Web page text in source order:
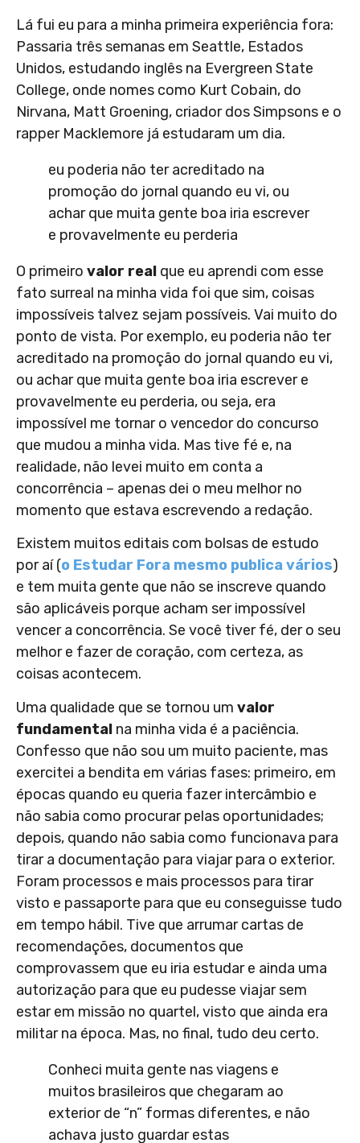
Lá fui eu para a minha primeira experiência fora:
Passaria três semanas em Seattle, Estados
Unidos, estudando inglês na Evergreen State
College, onde nomes como Kurt Cobain, do
Nirvana, Matt Groening, criador dos Simpsons e o
rapper Macklemore já estudaram um dia.
eu poderia não ter acreditado na
promoção do jornal quando eu vi, ou
achar que muita gente boa iria escrever
e provavelmente eu perderia
O primeiro valor real que eu aprendi com esse
fato surreal na minha vida foi que sim, coisas
impossíveis talvez sejam possíveis. Vai muito do
ponto de vista. Por exemplo, eu poderia não ter
acreditado na promoção do jornal quando eu vi,
ou achar que muita gente boa iria escrever e
provavelmente eu perderia, ou seja, era
impossível me tornar o vencedor do concurso
que mudou a minha vida. Mas tive fé e, na
realidade, não levei muito em conta a
concorrência – apenas dei o meu melhor no
momento que estava escrevendo a redação.
Existem muitos editais com bolsas de estudo
por aí (o Estudar Fora mesmo publica vários)
e tem muita gente que não se inscreve quando
são aplicáveis porque acham ser impossível
vencer a concorrência. Se você tiver fé, der o seu
melhor e fazer de coração, com certeza, as
coisas acontecem.
Uma qualidade que se tornou um valor
fundamental na minha vida é a paciência.
Confesso que não sou um muito paciente, mas
exercitei a bendita em várias fases: primeiro, em
épocas quando eu queria fazer intercâmbio e
não sabia como procurar pelas oportunidades;
depois, quando não sabia como funcionava para
tirar a documentação para viajar para o exterior.
Foram processos e mais processos para tirar
visto e passaporte para que eu conseguisse tudo
em tempo hábil. Tive que arrumar cartas de
recomendações, documentos que
comprovassem que eu iria estudar e ainda uma
autorização para que eu pudesse viajar sem
estar em missão no quartel, visto que ainda era
militar na época. Mas, no final, tudo deu certo.
Conheci muita gente nas viagens e
muitos brasileiros que chegaram ao
exterior de “n” formas diferentes, e não
achava justo guardar estas